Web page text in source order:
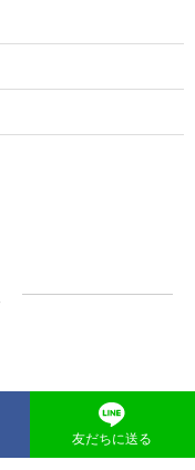
友だちに送る